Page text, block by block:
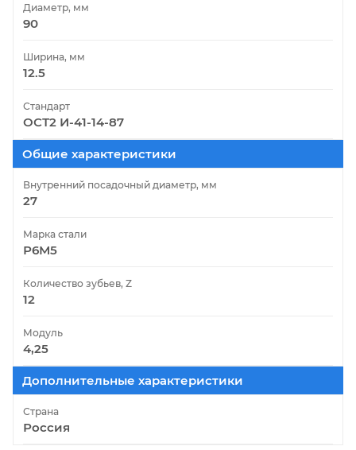
Диаметр, мм
90
Ширина, мм
12.5
Стандарт
ОСТ2 И-41-14-87
Общие характеристики
Внутренний посадочный диаметр, мм
27
Марка стали
Р6М5
Количество зубьев, Z
12
Модуль
4,25
Дополнительные характеристики
Страна
Россия